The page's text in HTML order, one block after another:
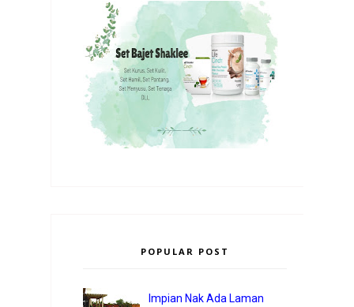
POPULAR POST
Impian Nak Ada Laman